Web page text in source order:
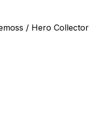
/ Hero Collector